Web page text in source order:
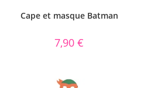
Cape et masque Batman
7,90€